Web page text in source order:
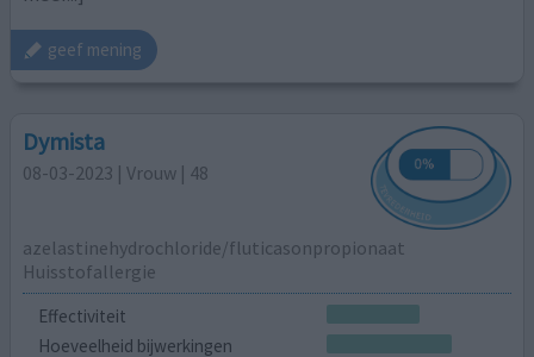
geef mening
Dymista
08-03-2023 | Vrouw | 48
azelastinehydrochloride/fluticasonpropionaat
Huisstofallergie
Effectiviteit
Hoeveelheid bijwerkingen